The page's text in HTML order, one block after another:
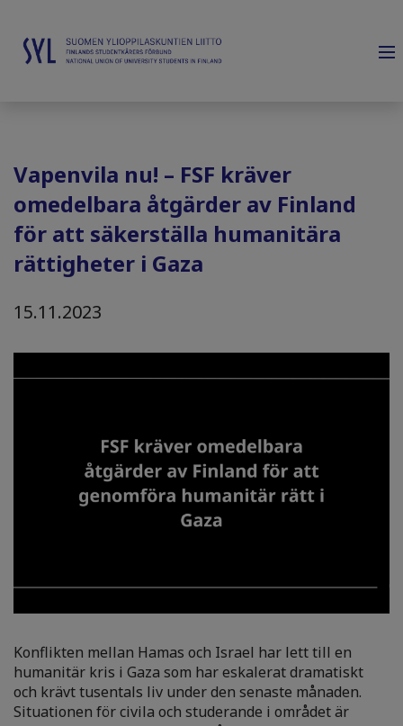
Vapenvila nu! – FSF kräver
omedelbara åtgärder av Finland
för att säkerställa humanitära
rättigheter i Gaza
15.11.2023
Konflikten mellan Hamas och Israel har lett till en
humanitär kris i Gaza som har eskalerat dramatiskt
och krävt tusentals liv under den senaste månaden.
Situationen för civila och studerande i området är